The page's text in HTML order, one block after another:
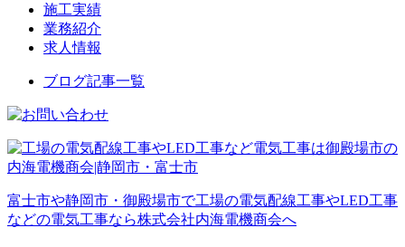
施工実績
業務紹介
求人情報
ブログ記事一覧
富士市や静岡市・御殿場市で工場の電気配線工事やLED工事
などの電気工事なら株式会社内海電機商会へ